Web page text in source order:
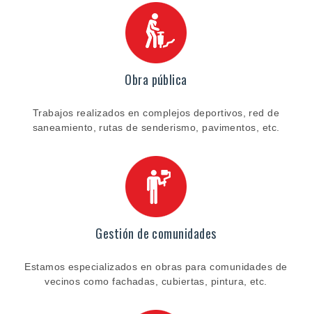
Obra pública
Trabajos realizados en complejos deportivos, red de
saneamiento, rutas de senderismo, pavimentos, etc.
Gestión de comunidades
Estamos especializados en obras para comunidades de
vecinos como fachadas, cubiertas, pintura, etc.